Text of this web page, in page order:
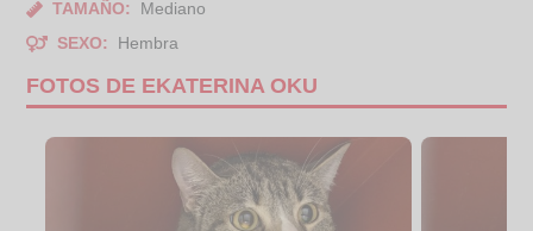
TAMAÑO:
Mediano
SEXO:
Hembra
FOTOS DE EKATERINA OKU